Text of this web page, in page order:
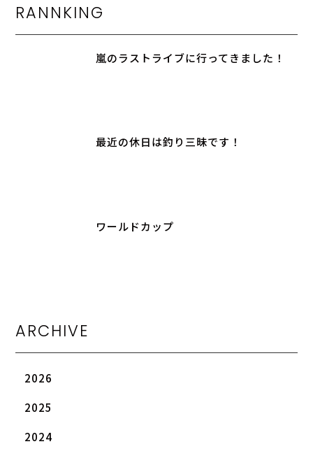
RANNKING
嵐のラストライブに行ってきました！
最近の休日は釣り三昧です！
ワールドカップ
ARCHIVE
2026
2025
2024